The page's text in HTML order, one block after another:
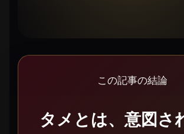
この記事の結論
タメとは、意図さ